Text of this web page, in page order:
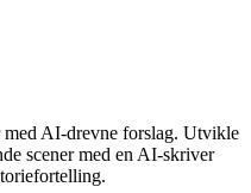
med AI-drevne forslag. Utvikle
scener med en AI-skriver